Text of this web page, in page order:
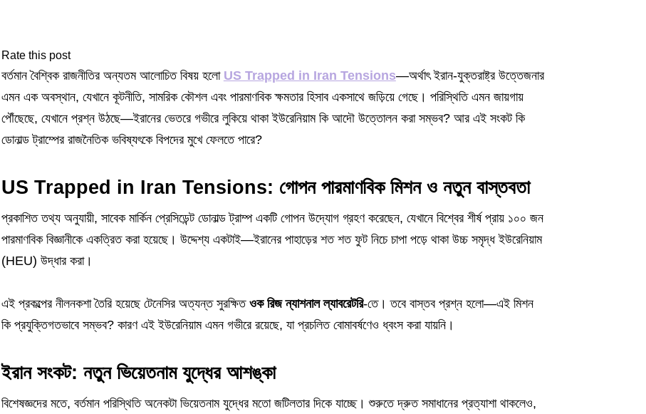
Rate this post
বর্তমান বৈশ্বিক রাজনীতির অন্যতম আলোচিত বিষয় হলো US Trapped in Iran Tensions—অর্থাৎ ইরান-যুক্তরাষ্ট্র উত্তেজনার
এমন এক অবস্থান, যেখানে কূটনীতি, সামরিক কৌশল এবং পারমাণবিক ক্ষমতার হিসাব একসাথে জড়িয়ে গেছে। পরিস্থিতি এমন জায়গায়
পৌঁছেছে, যেখানে প্রশ্ন উঠছে—ইরানের ভেতরে গভীরে লুকিয়ে থাকা ইউরেনিয়াম কি আদৌ উত্তোলন করা সম্ভব? আর এই সংকট কি
ডোনাল্ড ট্রাম্পের রাজনৈতিক ভবিষ্যৎকে বিপদের মুখে ফেলতে পারে?
US Trapped in Iran Tensions: গোপন পারমাণবিক মিশন ও নতুন বাস্তবতা
প্রকাশিত তথ্য অনুযায়ী, সাবেক মার্কিন প্রেসিডেন্ট ডোনাল্ড ট্রাম্প একটি গোপন উদ্যোগ গ্রহণ করেছেন, যেখানে বিশ্বের শীর্ষ প্রায় ১০০ জন
পারমাণবিক বিজ্ঞানীকে একত্রিত করা হয়েছে। উদ্দেশ্য একটাই—ইরানের পাহাড়ের শত শত ফুট নিচে চাপা পড়ে থাকা উচ্চ সমৃদ্ধ ইউরেনিয়াম
(HEU) উদ্ধার করা।
এই প্রকল্পের নীলনকশা তৈরি হয়েছে টেনেসির অত্যন্ত সুরক্ষিত ওক রিজ ন্যাশনাল ল্যাবরেটরি-তে। তবে বাস্তব প্রশ্ন হলো—এই মিশন
কি প্রযুক্তিগতভাবে সম্ভব? কারণ এই ইউরেনিয়াম এমন গভীরে রয়েছে, যা প্রচলিত বোমাবর্ষণেও ধ্বংস করা যায়নি।
ইরান সংকট: নতুন ভিয়েতনাম যুদ্ধের আশঙ্কা
বিশেষজ্ঞদের মতে, বর্তমান পরিস্থিতি অনেকটা ভিয়েতনাম যুদ্ধের মতো জটিলতার দিকে যাচ্ছে। শুরুতে দ্রুত সমাধানের প্রত্যাশা থাকলেও,